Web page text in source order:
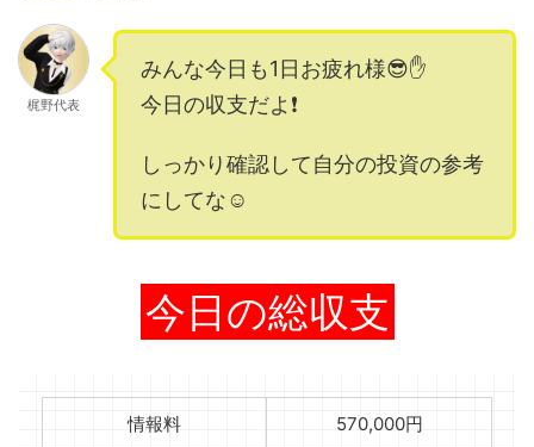
梶野代表
みんな今日も1日お疲れ様😎✋
今日の収支だよ❗️
しっかり確認して自分の投資の参考
にしてな☺️
今日の総収支
情報料 570,000円